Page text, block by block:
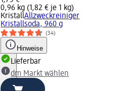
0,96 kg (1,82 € je 1 kg)
KristallAllzweckreiniger
Kristallsoda, 960 g
(34)
Hinweise
Lieferbar
dm Markt wählen